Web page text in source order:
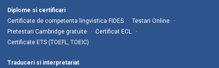
Diplome si certificari
Certificate de competenta lingvistica FIDES
Testari Online
Pretestari Cambridge gratuite
Certificat ECL
Certificate ETS (TOEFL, TOEIC)
Traduceri si interpretariat